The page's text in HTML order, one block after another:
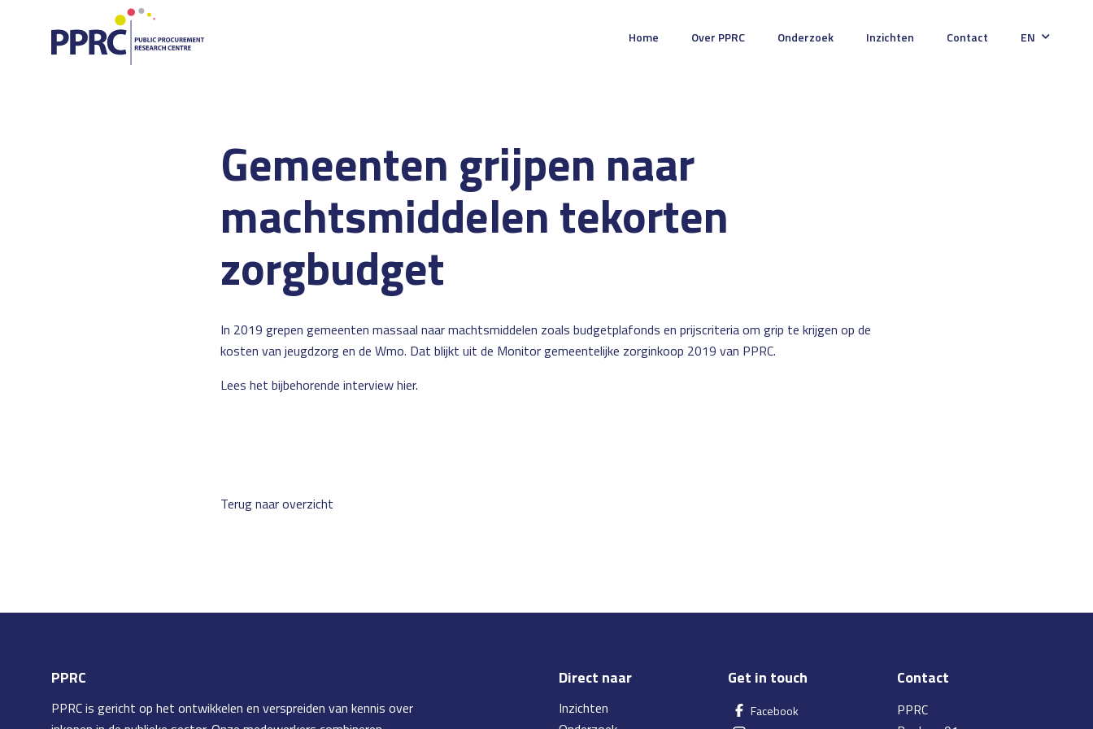
Home Over PPRC Onderzoek Inzichten Contact EN
Gemeenten grijpen naar
machtsmiddelen tekorten
zorgbudget
In 2019 grepen gemeenten massaal naar machtsmiddelen zoals budgetplafonds en prijscriteria om grip te krijgen op de
kosten van jeugdzorg en de Wmo. Dat blijkt uit de Monitor gemeentelijke zorginkoop 2019 van PPRC.
Lees het bijbehorende interviewhier.
Terug naar overzicht
PPRC
PPRC is gericht op het ontwikkelen en verspreiden van kennis over
Direct naar
Inzichten
Get in touch
Facebook
Contact
PPRC